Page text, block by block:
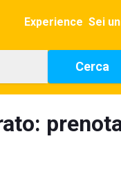
Experience Sei
Cerca